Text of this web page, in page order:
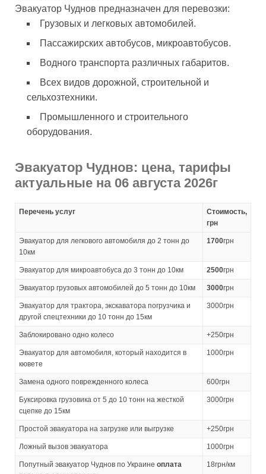
Эвакуатор Чуднов предназначен для перевозки:
Грузовых и легковых автомобилей.
Пассажирских автобусов, микроавтобусов.
Водного транспорта различных габаритов.
Всех видов дорожной, строительной и
сельхозтехники.
Промышленного и строительного
оборудования.
Эвакуатор Чуднов: цена, тарифы
актуальные на 06 августа 2026г
Перечень услуг
Стоимость,
грн
Эвакуатор для легкового автомобиля до 2 тонн до
10км
1700грн
Эвакуатор для микроавтобуса до 3 тонн до 10км 2500грн
Эвакуатор грузовых автомобилей до 5 тонн до 10км 3000грн
Эвакуатор для трактора, экскаватора погрузчика и
другой спецтехники до 10 тонн до 15км
3000грн
Заблокировано одно колесо +250грн
Эвакуатор для автомобиля, который находится в
кювете
1000грн
Замена одного поврежденного колеса 600грн
Буксировка грузовика от 5 до 10 тонн на жесткой
сцепке до 15км
3000грн
Простой эвакуатора на загрузке или выгрузке +250грн
Ложный вызов эвакуатора 1000грн
Попутный эвакуатор Чуднов по Украине оплата
18грн/км